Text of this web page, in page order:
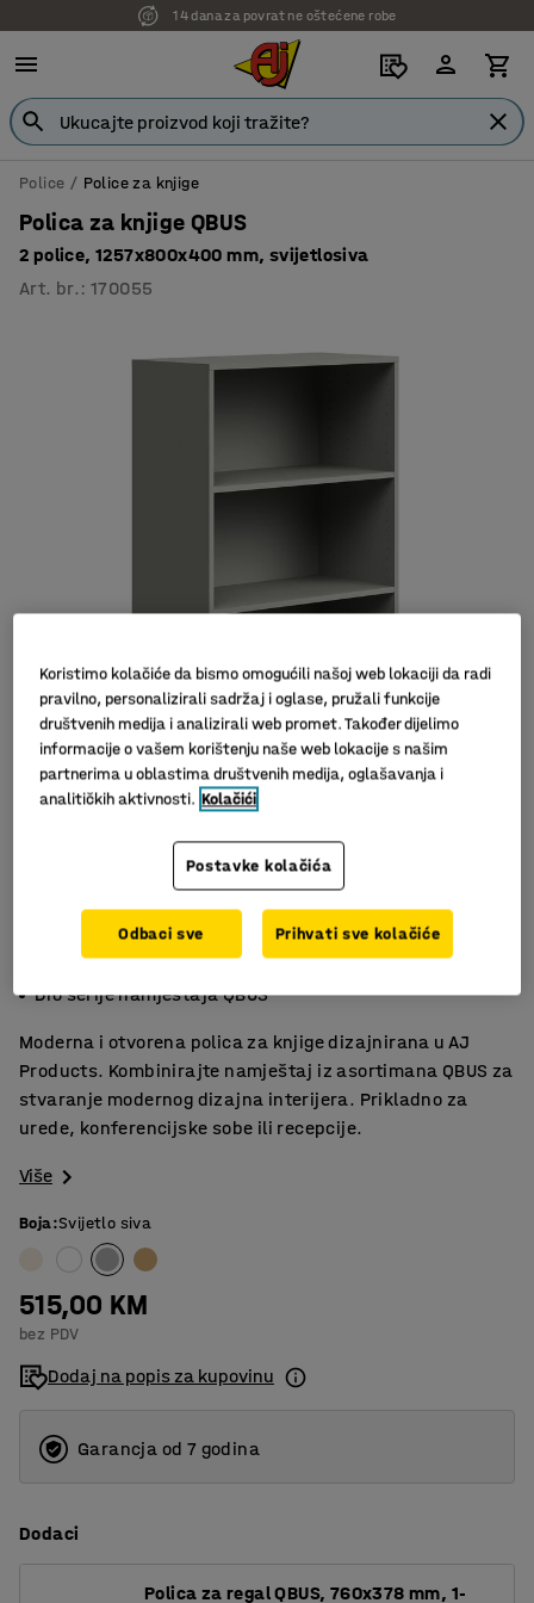
14 dana za povrat ne oštećene robe
7 godina garancije
Police Police za knjige
Polica za knjige QBUS
2 police, 1257x800x400 mm, svijetlosiva
Art. br. :170055
Podesive police
Fleksibilna i štedi prostor
Dio serije namještaja QBUS
Moderna i otvorena polica za knjige dizajnirana u AJ
Products. Kombinirajte namještaj iz asortimana QBUS za
stvaranje modernog dizajna interijera. Prikladno za
urede, konferencijske sobe ili recepcije.
Više
Boja:Svijetlo siva
515,00 KM
bez PDV
Dodaj na popis za kupovinu
Garancja od 7 godina
Dodaci
Polica za regal QBUS, 760x378 mm, 1-
Koristimo kolačiće da bismo omogućili našoj web lokaciji da radi
pravilno, personalizirali sadržaj i oglase, pružali funkcije
društvenih medija i analizirali web promet. Također dijelimo
informacije o vašem korištenju naše web lokacije s našim
partnerima u oblastima društvenih medija, oglašavanja i
analitičkih aktivnosti. Kolačići
Postavke kolačića
Odbaci sve Prihvati sve kolačiće